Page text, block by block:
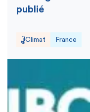
publié
Climat France